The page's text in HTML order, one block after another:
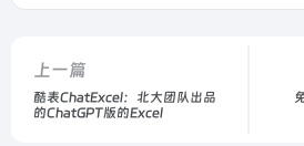
上一篇
酷表ChatExcel：北大团队出品
的ChatGPT版的Excel